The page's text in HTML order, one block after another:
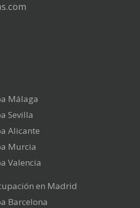
Málaga
Sevilla
Alicante
Murcia
Valencia
en Madrid
Barcelona